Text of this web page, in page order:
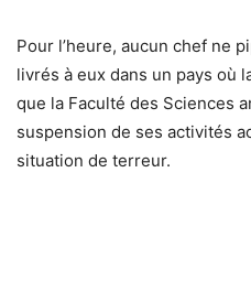
Pour l’heure, aucun chef ne
livrés à eux dans un pays où
que la Faculté des Sciences
suspension de ses activités
situation de terreur.